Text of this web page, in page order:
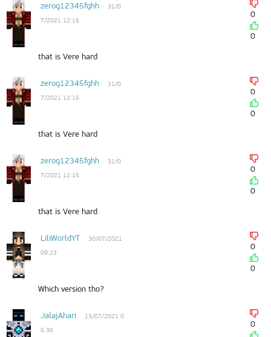
zerog12345fghh
31/0
7/2021 12:15
0
0
that is Vere hard
zerog12345fghh
31/0
7/2021 12:15
0
0
that is Vere hard
zerog12345fghh
31/0
7/2021 12:15
0
0
that is Vere hard
LiliWorldYT
30/07/2021
09:23
0
0
Which version tho?
JalajAhari
13/07/2021 0
5:35
0